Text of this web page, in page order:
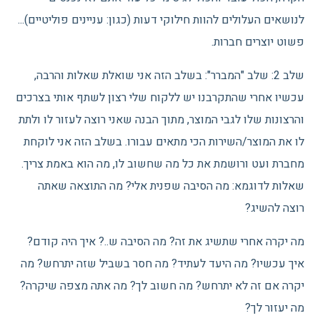
לנושאים העלולים להוות חילוקי דעות (כגון: עניינים פוליטיים)...
פשוט יוצרים חברות.
שלב 2: שלב "המברר": בשלב הזה אני שואלת שאלות והרבה,
עכשיו אחרי שהתקרבנו יש ללקוח שלי רצון לשתף אותי בצרכים
והרצונות שלו לגבי המוצר, מתוך הבנה שאני רוצה לעזור לו ולתת
לו את המוצר/השירות הכי מתאים עבורו. בשלב הזה אני לוקחת
מחברת ועט ורושמת את כל מה שחשוב לו, מה הוא באמת צריך.
שאלות לדוגמא: מה הסיבה שפנית אלי? מה התוצאה שאתה
רוצה להשיג?
מה יקרה אחרי שתשיג את זה? מה הסיבה ש..? איך היה קודם?
איך עכשיו? מה היעד לעתיד? מה חסר בשביל שזה יתרחש? מה
יקרה אם זה לא יתרחש? מה חשוב לך? מה אתה מצפה שיקרה?
מה יעזור לך?